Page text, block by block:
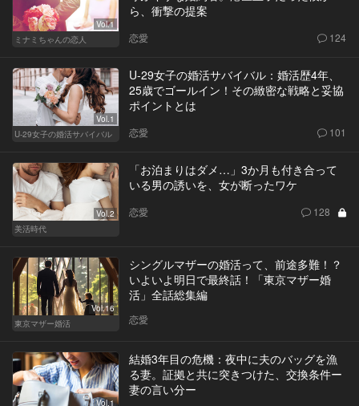
Vol.1
ミナミちゃんの恋人
ら、衝撃の提案
恋愛 124
Vol.1
U-29女子の婚活サバイバル
U-29女子の婚活サバイバル：婚活歴4年、
25歳でゴールイン！その緻密な戦略と妥協
ポイントとは
恋愛 101
Vol.2
美活時代
「お泊まりはダメ…」3か月も付き合って
いる男の誘いを、女が断ったワケ
恋愛 128
Vol.16
東京マザー婚活
シングルマザーの婚活って、前途多難！？
いよいよ明日で最終話！「東京マザー婚
活」全話総集編
恋愛
Vol.1
結婚3年目の危機：夜中に夫のバッグを漁
る妻。証拠と共に突きつけた、交換条件ー
妻の言い分ー